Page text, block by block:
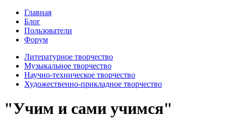
Главная
Блог
Пользователи
Форум
Литературное творчество
Музыкальное творчество
Научно-техническое творчество
Художественно-прикладное творчество
"Учим и сами учимся"